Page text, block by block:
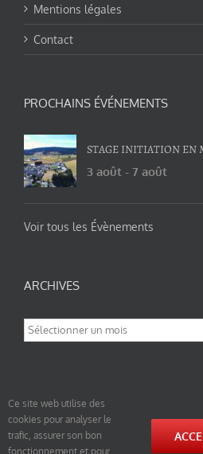
Mentions légales
Contact
PROCHAINS ÉVÉNEMENTS
STAGE INITIATION EN
3 août - 7 août
Voir tous les Évènements
ARCHIVES
Archives
© tao-yin.co © TAO-YIN.fr Georges Charles, Hormis
et https://tao-yin.fr/san-yiquan-le-poing-des-trois-
Paternité-Partage des Conditions Initiales à
Ce site web utilise des
cookies pour analyser le
trafic, assurer son bon
fonctionnement et pour